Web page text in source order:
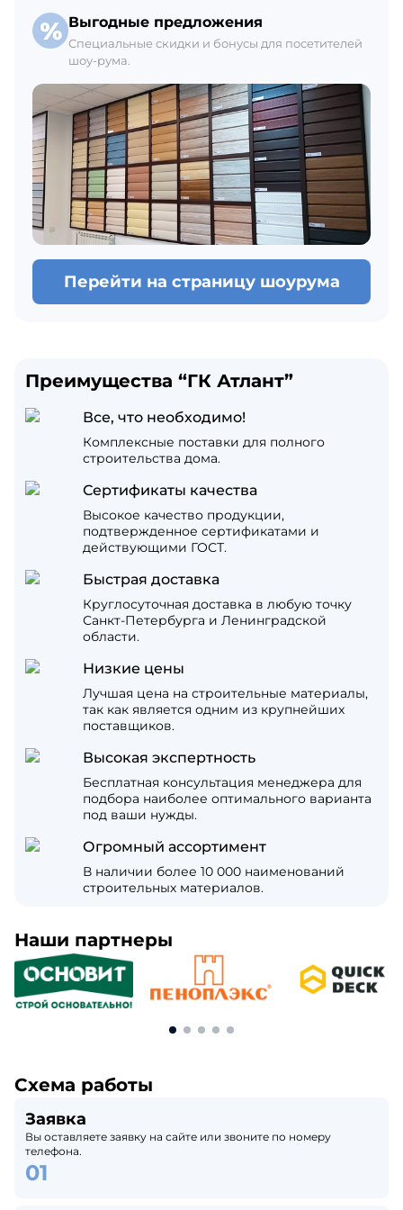
Выгодные предложения
Специальные скидки и бонусы для посетителей
шоу-рума.
Перейти на страницу шоурума
Преимущества “ГК Атлант”
Все, что необходимо!
Комплексные поставки для полного
строительства дома.
Сертификаты качества
Высокое качество продукции,
подтвержденное сертификатами и
действующими ГОСТ.
Быстрая доставка
Круглосуточная доставка в любую точку
Санкт-Петербурга и Ленинградской
области.
Низкие цены
Лучшая цена на строительные материалы,
так как является одним из крупнейших
поставщиков.
Высокая экспертность
Бесплатная консультация менеджера для
подбора наиболее оптимального варианта
под ваши нужды.
Огромный ассортимент
В наличии более 10 000 наименований
строительных материалов.
Наши партнеры
Схема работы
Заявка
Вы оставляете заявку на сайте или звоните по номеру
телефона.